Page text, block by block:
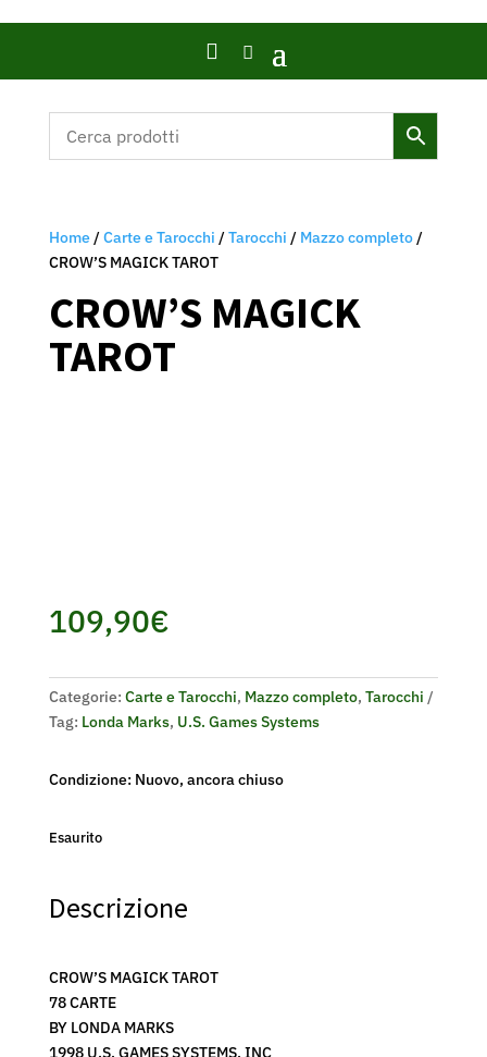

Home/Carte e Tarocchi /Tarocchi / Mazzo completo/
CROW’S MAGICK TAROT
CROW’S MAGICK
TAROT
109,90€
Categorie: Carte e Tarocchi, Mazzo completo, Tarocchi
Tag: Londa Marks, U.S. Games Systems
Condizione: Nuovo, ancora chiuso
Esaurito
Descrizione
CROW’S MAGICK TAROT
78 CARTE
BY LONDA MARKS
1998 U.S. GAMES SYSTEMS, INC